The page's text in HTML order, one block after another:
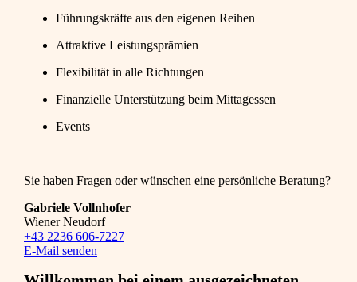
Führungskräfte aus den eigenen Reihen
Attraktive Leistungsprämien
Flexibilität in alle Richtungen
Finanzielle Unterstützung beim Mittagessen
Events
Sie haben Fragen oder wünschen eine persönliche Beratung?
Gabriele Vollnhofer
Wiener Neudorf
+43 2236 606-7227
E-Mail senden